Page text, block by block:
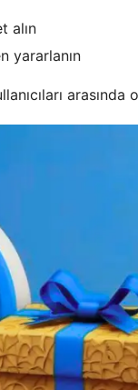
alın
yararlanın
arasında